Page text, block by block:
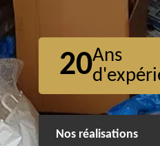
20Ans
Nos réalisations